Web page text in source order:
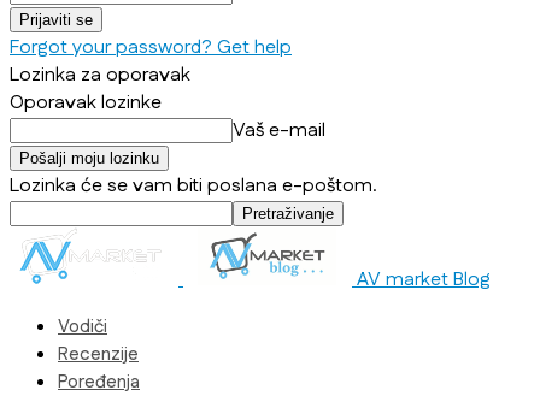
Forgot your password? Get help
Lozinka za oporavak
Oporavak lozinke
Vaš e-mail
Lozinka će se vam biti poslana e-poštom.
AV market Blog
Vodiči
Recenzije
Poređenja